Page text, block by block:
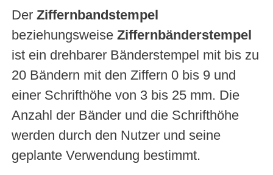
Der Ziffernbandstempel
beziehungsweise Ziffernbänderstempel
ist ein drehbarer Bänderstempel mit bis zu
20 Bändern mit den Ziffern 0 bis 9 und
einer Schrifthöhe von 3 bis 25 mm. Die
Anzahl der Bänder und die Schrifthöhe
werden durch den Nutzer und seine
geplante Verwendung bestimmt.